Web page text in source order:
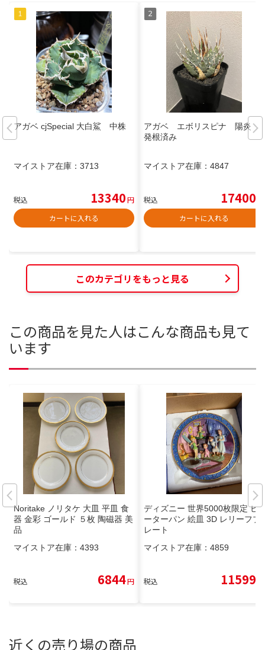
アガベ cjSpecial 大白鯊 中株
マイストア在庫： 3713
税込 13340円
カートに入れる
アガベ エボリスピナ 陽炎
発根済み
マイストア在庫： 4847
税込 17400
カートに入れる
このカテゴリをもっと見る
この商品を見た人はこんな商品も見て
います
Noritake ノリタケ 大皿 平皿 食
器 金彩 ゴールド ５枚 陶磁器 美
品
マイストア在庫： 4393
税込 6844円
ディズニー 世界5000枚限定 ピ
ーターパン 絵皿 3D レリーフプ
レート
マイストア在庫： 4859
税込 11599
近くの売り場の商品